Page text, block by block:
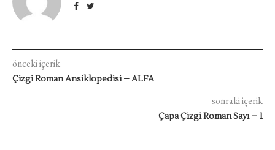
önceki içerik
Çizgi Roman Ansiklopedisi – ALFA
sonraki içerik
Çapa Çizgi Roman Sayı – 1